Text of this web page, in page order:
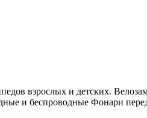
взрослых и детских.
и беспроводные Фонари